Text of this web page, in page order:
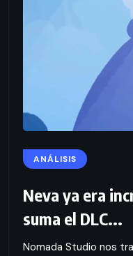
ANÁLISIS
Neva ya era
suma el DLC...
Nomada Studio nos